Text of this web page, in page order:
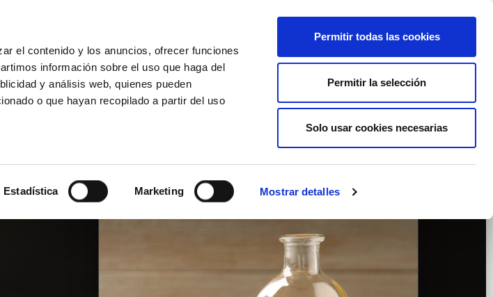
el contenido y los anuncios, ofrecer funciones
información sobre el uso que haga del
y análisis web, quienes pueden
o que hayan recopilado a partir del uso
Estadística Marketing Mostrar detalles
Permitir todas las cookies
Permitir la selección
Solo usar cookies necesarias
DAKAR FOR LIFE
Connexion